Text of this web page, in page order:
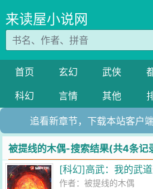
来读屋小说网
首页 玄幻 武侠
科幻
言情 其他
追看新章节，下载本站客户
被提线的木偶-搜索结果(共4条记
[科幻]高武：我的武
作者：被提线的木偶